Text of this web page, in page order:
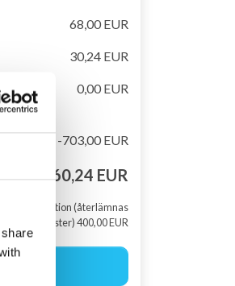
68,00 EUR
30,24 EUR
0,00 EUR
-703,00 EUR
1.660,24 EUR
Skadedeposition (återlämnas
din semester) 400,00 EUR